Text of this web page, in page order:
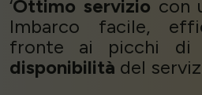
‘Ottimo servizio con
Imbarco facile,
fronte ai picchi di
disponibilità del